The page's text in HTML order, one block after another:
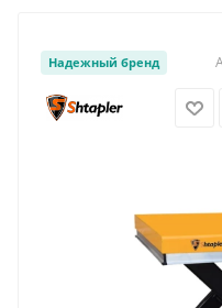
Надежный бренд